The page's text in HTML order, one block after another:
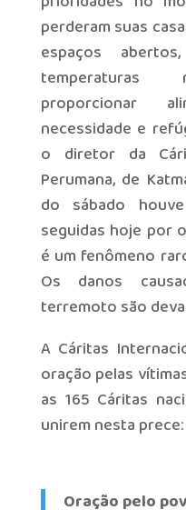
perderam suas
espaços
temperaturas
proporcionar
necessidade e
o diretor da
Perumana, de
do sábado
seguidas hoje por
é um fenômeno
Os danos
terremoto são
A Cáritas
oração pelas
as 165 Cáritas
unirem nesta prece:
Oração pelo